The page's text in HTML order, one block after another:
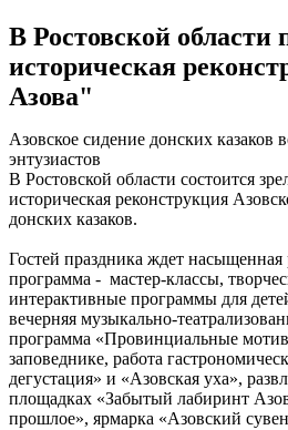
В Ростовской области
историческая
Азова"
Азовское сидение донских казаков
энтузиастов
В Ростовской области состоится
историческая реконструкция
донских казаков.
Гостей праздника ждет насыщенная
программа - мастер-классы,
интерактивные программы для
вечерняя музыкально-
программа «Провинциальные
заповеднике, работа
дегустация» и «Азовская уха»,
площадках «Забытый лабиринт
прошлое», ярмарка «Азовский